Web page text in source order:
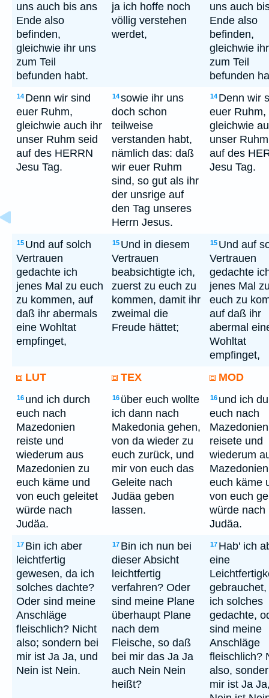
uns auch bis ans
Ende also
befinden,
gleichwie ihr uns
zum Teil
befunden habt.
ja ich hoffe noch
völlig verstehen
werdet,
uns auch
Ende also
befinden,
gleichwie
zum Teil
befunden
14 Denn wir sind
euer Ruhm,
gleichwie auch ihr
unser Ruhm seid
auf des HERRN
Jesu Tag.
14sowie ihr uns
doch schon
teilweise
verstanden habt,
nämlich das: daß
wir euer Ruhm
sind, so gut als ihr
der unsrige auf
den Tag unseres
Herrn Jesus.
14 Denn wir
euer Ruhm,
gleichwie
unser
auf des
Jesu Tag.
15 Und auf solch
Vertrauen
gedachte ich
jenes Mal zu euch
zu kommen, auf
daß ihr abermals
eine Wohltat
empfinget,
15 Und in diesem
Vertrauen
beabsichtigte ich,
zuerst zu euch zu
kommen, damit ihr
zweimal die
Freude hättet;
15 Und auf
Vertrauen
gedachte
jenes Mal
euch zu
auf daß ihr
abermal
Wohltat
empfinget,
LUT
TEX MOD
16 und ich durch
euch nach
Mazedonien
reiste und
wiederum aus
Mazedonien zu
euch käme und
von euch geleitet
würde nach
Judäa.
16 über euch wollte
ich dann nach
Makedonia gehen,
von da wieder zu
euch zurück, und
mir von euch das
Geleite nach
Judäa geben
lassen.
16 und ich
euch nach
Mazedonien
reisete und
wiederum
euch käme
von euch
würde nach
Judäa.
17 Bin ich aber
leichtfertig
gewesen, da ich
solches dachte?
Oder sind meine
Anschläge
fleischlich? Nicht
also; sondern bei
mir ist Ja Ja, und
Nein ist Nein.
17 Bin ich nun bei
dieser Absicht
leichtfertig
verfahren? Oder
sind meine Plane
überhaupt Plane
nach dem
Fleische, so daß
bei mir das Ja Ja
auch Nein Nein
heißt?
17 Hab' ich
eine
gebrauchet,
ich solches
gedachte,
sind meine
Anschläge
fleischlich?
also,
mir ist Ja